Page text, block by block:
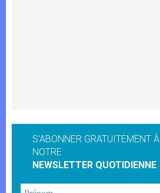
S'ABONNER GRATUITEMENT À
NOTRE
NEWSLETTER QUOTIDIENNE